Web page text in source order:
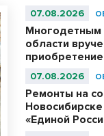
07.08.2026
Многодетным
области
07.08.2026
Ремонты на
«Единой